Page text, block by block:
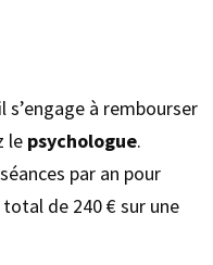
à rembourser
le psychologue.
par an pour
de 240 € sur une